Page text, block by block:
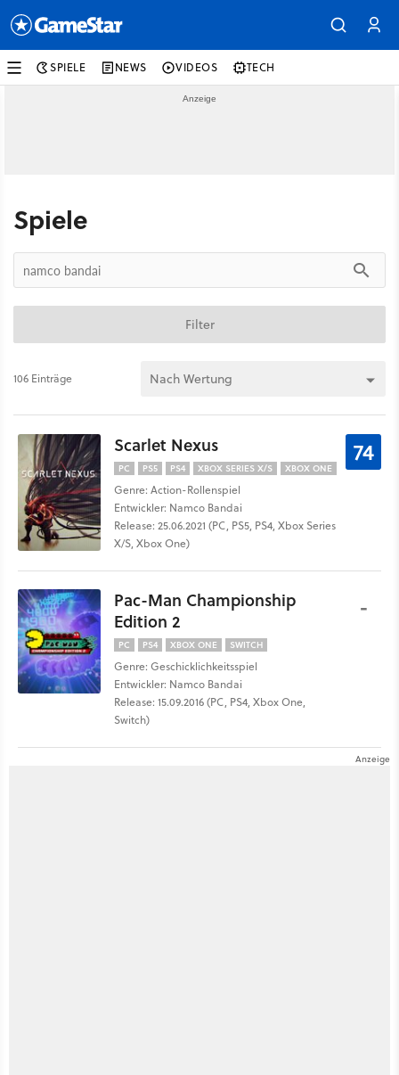
SPIELE NEWS VIDEOS TECH
Spiele
Filter
106 Einträge
Scarlet Nexus
PC PS5 PS4 XBOX SERIES X/S XBOX ONE
Genre: Action-Rollenspiel
Entwickler: Namco Bandai
Release: 25.06.2021 (PC, PS5, PS4, Xbox Series
X/S, Xbox One)
74
Pac-Man Championship
Edition 2
PC PS4 XBOX ONE SWITCH
Genre: Geschicklichkeitsspiel
Entwickler: Namco Bandai
Release: 15.09.2016 (PC, PS4, Xbox One,
Switch)
-